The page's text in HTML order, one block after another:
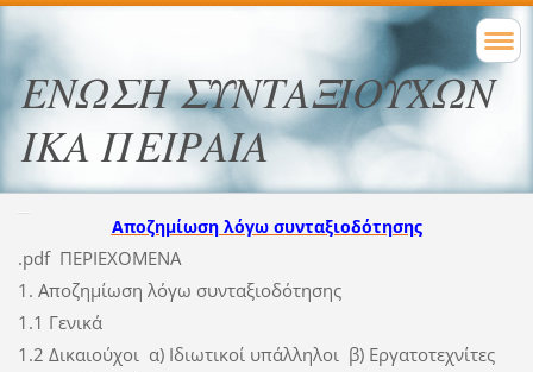
ΕΝΩΣΗ ΣΥΝΤΑΞΙΟΥΧΩΝ
ΙΚΑ ΠΕΙΡΑΙΑ
Αποζημίωση λόγω συνταξιοδότησης
.pdf ΠΕΡΙΕΧΟΜΕΝΑ
1. Αποζημίωση λόγω συνταξιοδότησης
1.1 Γενικά
1.2 Δικαιούχοι α) Ιδιωτικοί υπάλληλοι β) Εργατοτεχνίτες